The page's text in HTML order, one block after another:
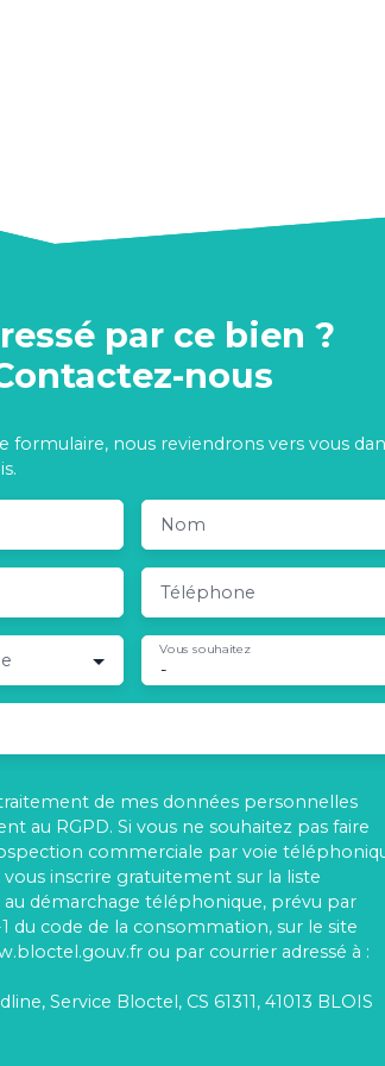
par ce bien ?
nous
formulaire, nous reviendrons vers vous
Nom
Téléphone
-
Vous souhaitez
de mes données personnelles
au RGPD. Si vous ne souhaitez pas faire
commerciale par voie
inscrire gratuitement sur la liste
démarchage téléphonique, prévu par
du code de la consommation, sur le site
ou par courrier adressé à :
Service Bloctel, CS 61311, 41013 BLOIS